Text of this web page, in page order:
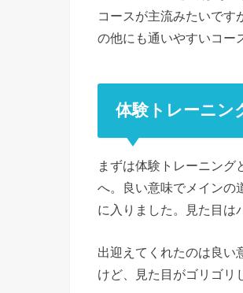
コースが主流みたいです
の他にも通いやすいコー
体験トレーニン
まずは体験トレーニング
へ。良い意味でメインの
に入りました。見た目は
出迎えてくれたのは良い
けど、見た目がゴリゴリ